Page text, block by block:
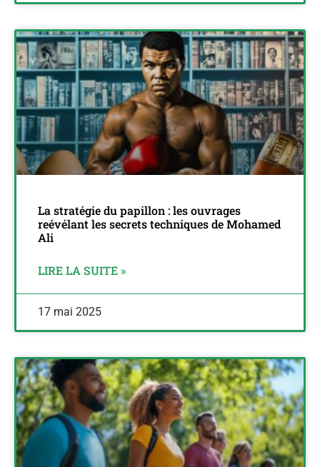
La stratégie du papillon : les ouvrages
reévélant les secrets techniques de Mohamed
Ali
LIRE LA SUITE »
17 mai 2025